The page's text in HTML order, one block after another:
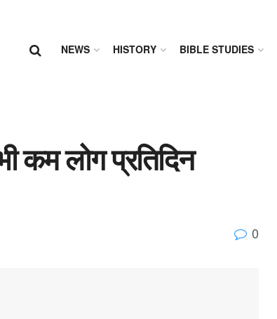
NEWS HISTORY BIBLE STUDIES
कम लोग प्रतिदिन
0